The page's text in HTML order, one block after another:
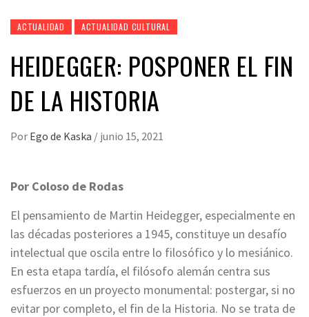
ACTUALIDAD ACTUALIDAD CULTURAL
HEIDEGGER: POSPONER EL FIN
DE LA HISTORIA
Por Ego de Kaska / junio 15, 2021
Por Coloso de Rodas
El pensamiento de Martin Heidegger, especialmente en
las décadas posteriores a 1945, constituye un desafío
intelectual que oscila entre lo filosófico y lo mesiánico.
En esta etapa tardía, el filósofo alemán centra sus
esfuerzos en un proyecto monumental: postergar, si no
evitar por completo, el fin de la Historia. No se trata de